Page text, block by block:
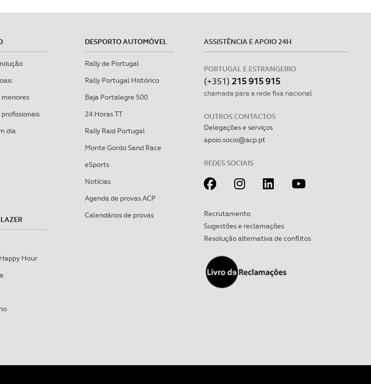
menores
dia
Hour
DESPORTO AUTOMÓVEL
Rally de Portugal
Rally Portugal Histórico
Baja Portalegre 500
24 Horas TT
Rally Raid Portugal
Monte Gordo Sand Race
eSports
Notícias
Agenda de provas ACP
Calendários de provas
ASSISTÊNCIA E APOIO 24H
PORTUGAL E ESTRANGEIRO
(+351) 215 915 915
chamada para a rede fixa nacional
OUTROS CONTACTOS
Delegações e serviços
apoio.socio@acp.pt
REDES SOCIAIS
Recrutamento
Sugestões e reclamações
Resolução alternativa de conflitos